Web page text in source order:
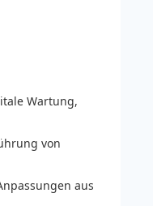
Wartung,
von
aus